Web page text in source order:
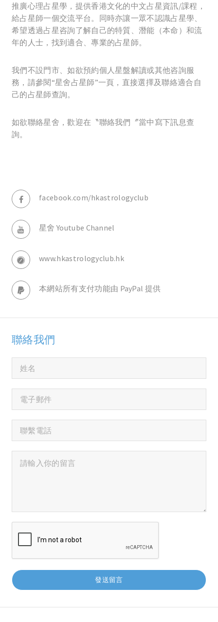
推廣心理占星學，提供香港文化的中文占星資訊/課程，
給占星師一個交流平台。同時亦讓一眾不認識占星學、
希望透過占星咨詢了解自己的特質、潛能（本命）和流
年的人士，找到適合、專業的占星師。
我們不設門市、如欲預約個人星盤解讀或其他咨詢服
務，請參閱“星舍占星師”一頁，直接選擇及聯絡適合自
己的占星師查詢。
如欲聯絡星舍，歡迎在〝聯絡我們〞當中寫下訊息查
詢。
facebook.com/hkastrologyclub
星舍 Youtube Channel
www.hkastrologyclub.hk
本網站所有支付功能由 PayPal 提供
聯絡我們